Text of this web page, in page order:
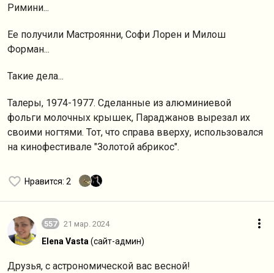
Римини...
Ее получили Мастроянни, Софи Лорен и Милош
Форман...
Такие дела...
Талеры, 1974-1977. Сделанные из алюминиевой
фольги молочных крышек, Параджанов вырезал их
своими ногтями. Тот, что справа вверху, использовался
на кинофестивале "Золотой абрикос".
Нравится: 2
557 21 мар. 2024
Elena Vasta(сайт-админ)
Друзья, с астрономической вас весной!